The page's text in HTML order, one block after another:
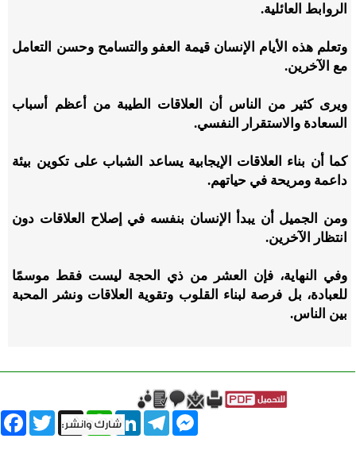
الروابط العائلية.
وتعلم هذه الأيام الإنسان قيمة العفو والتسامح وحسن التعامل
مع الآخرين.
ويرى كثير من الناس أن العلاقات الطيبة من أعظم أسباب
السعادة والاستقرار النفسي.
كما أن بناء العلاقات الإيجابية يساعد الشباب على تكوين بيئة
داعمة ومريحة في حياتهم.
ومن الجميل أن يبدأ الإنسان بنفسه في إصلاح العلاقات دون
انتظار الآخرين.
وفي النهاية، فإن العشر من ذي الحجة ليست فقط موسمًا
للعبادة، بل فرصة لبناء القلوب وتقوية العلاقات ونشر المحبة
بين الناس.
Twitter X
WhatsAppLinkedInTelegram
Messenger